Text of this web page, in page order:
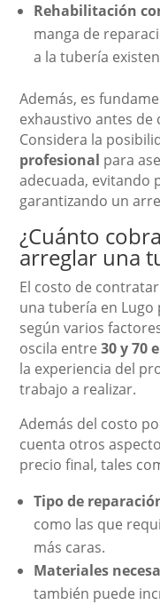
Rehabilitación
manga de
a la tubería
Además, es
exhaustivo antes
Considera la
profesional para
adecuada, evitando
garantizando un
¿Cuánto
arreglar una
El costo de
una tubería en
según varios
oscila entre30 y 70
la experiencia del
trabajo a realizar.
Además del costo
cuenta otros
precio final, tales
Tipo de
como las que
más caras.
Materiales
también puede